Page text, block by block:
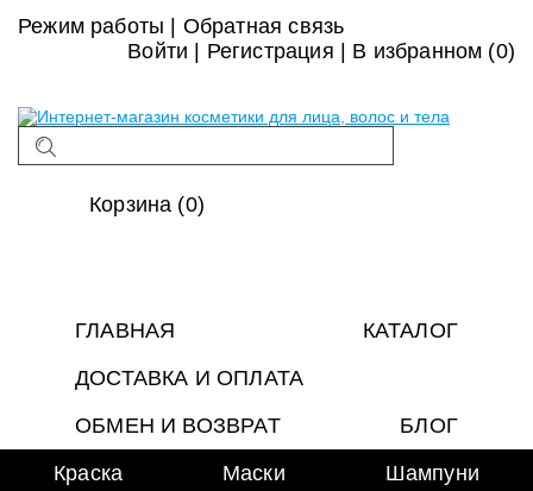
Режим работы
Обратная связь
Войти
Регистрация В избранном (0)
Корзина (0)
ГЛАВНАЯ
КАТАЛОГ
ДОСТАВКА И ОПЛАТА
ОБМЕН И ВОЗВРАТ
БЛОГ
Краска
Маски
Шампуни